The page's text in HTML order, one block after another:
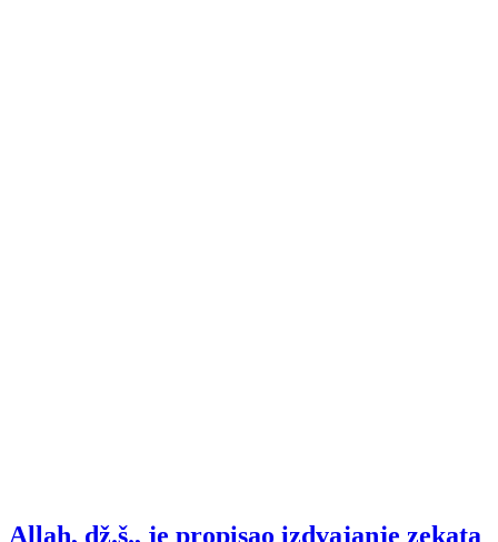
Allah, dž.š., je propisao izdvajanje zekata